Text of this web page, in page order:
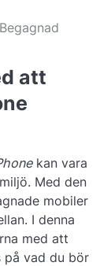
att
kan vara
Med den
mobiler
I denna
med att
på vad du bör